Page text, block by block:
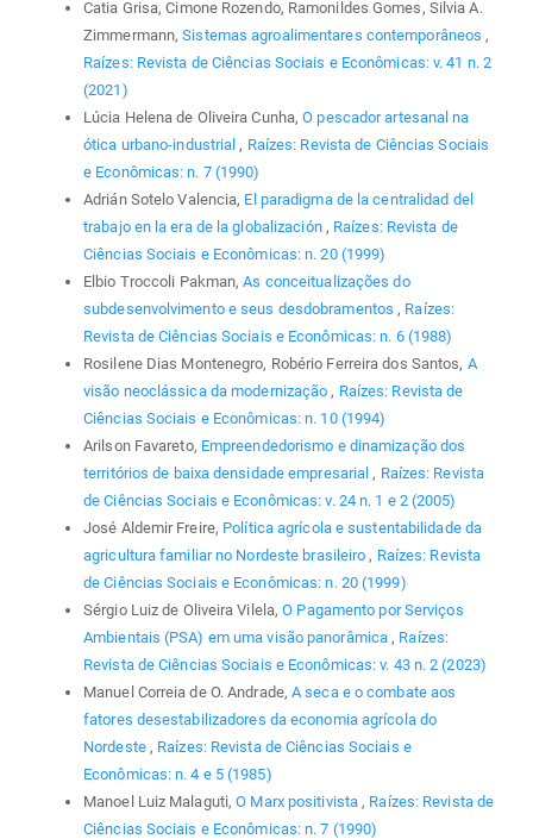
Catia Grisa, Cimone Rozendo, Ramonildes Gomes, Silvia A.
Zimmermann,Sistemas agroalimentares contemporâneos ,
Raízes: Revista de Ciências Sociais e Econômicas: v. 41 n. 2
(2021)
Lúcia Helena de Oliveira Cunha,O pescador artesanal na
ótica urbano-industrial , Raízes: Revista de Ciências Sociais
e Econômicas: n. 7 (1990)
Adrián Sotelo Valencia, El paradigma de la centralidad del
trabajo en la era de la globalización , Raízes: Revista de
Ciências Sociais e Econômicas: n. 20 (1999)
Elbio Troccoli Pakman,As conceitualizações do
subdesenvolvimento e seus desdobramentos , Raízes:
Revista de Ciências Sociais e Econômicas: n. 6 (1988)
Rosilene Dias Montenegro, Robério Ferreira dos Santos, A
visão neoclássica da modernização , Raízes: Revista de
Ciências Sociais e Econômicas: n. 10 (1994)
Arilson Favareto, Empreendedorismo e dinamização dos
territórios de baixa densidade empresarial , Raízes: Revista
de Ciências Sociais e Econômicas: v. 24 n. 1 e 2 (2005)
José Aldemir Freire, Política agrícola e sustentabilidade da
agricultura familiar no Nordeste brasileiro , Raízes: Revista
de Ciências Sociais e Econômicas: n. 20 (1999)
Sérgio Luiz de Oliveira Vilela,O Pagamento por Serviços
Ambientais (PSA) em uma visão panorâmica , Raízes:
Revista de Ciências Sociais e Econômicas: v. 43 n. 2 (2023)
Manuel Correia de O. Andrade,A seca e o combate aos
fatores desestabilizadores da economia agrícola do
Nordeste , Raízes: Revista de Ciências Sociais e
Econômicas: n. 4 e 5 (1985)
Manoel Luiz Malaguti,O Marx positivista , Raízes: Revista de
Ciências Sociais e Econômicas: n. 7 (1990)